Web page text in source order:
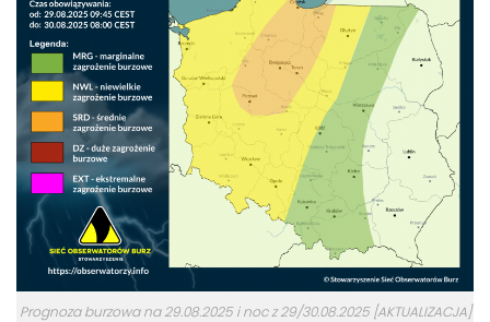
Prognoza burzowa na 29.08.2025 i noc z 29/30.08.2025 [AKTUALIZACJA]